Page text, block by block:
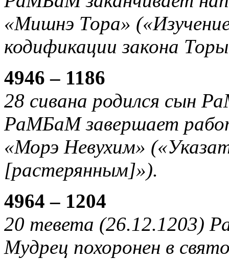
«Мишнэ Тора»
кодификации закона
4946 – 1186
28 сивана родился сын
РаМБаМ завершает
«Морэ Невухим»
[растерянным]»).
4964 – 1204
20 тевета (26.12.1203)
Мудрец похоронен в